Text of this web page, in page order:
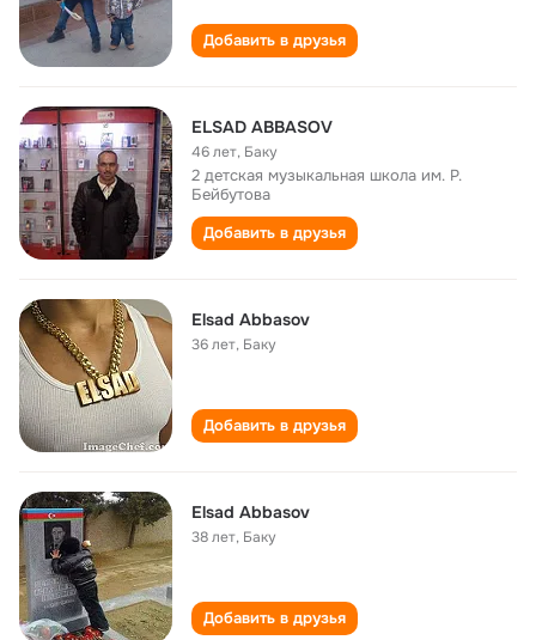
Добавить в друзья
ELSAD ABBASOV
46 лет, Баку
2 детская музыкальная школа им. Р.
Бейбутова
Добавить в друзья
Elsad Abbasov
36 лет, Баку
Добавить в друзья
Elsad Abbasov
38 лет, Баку
Добавить в друзья